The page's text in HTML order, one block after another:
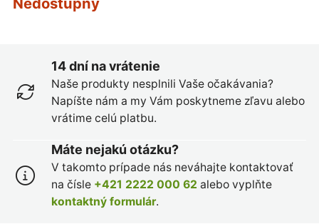
14 dní na vrátenie
Naše produkty nesplnili Vaše očakávania?
Napíšte nám a my Vám poskytneme zľavu alebo
vrátime celú platbu.
Máte nejakú otázku?
V takomto prípade nás neváhajte kontaktovať
na čísle +421 2222 000 62 alebo vyplňte
kontaktný formulár.